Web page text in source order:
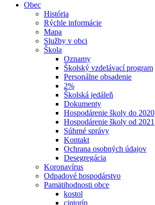
Obec
História
Rýchle informácie
Mapa
Služby v obci
Škola
Oznamy
Školský vzdelávací program
Personálne obsadenie
2%
Školská jedáleň
Dokumenty
Hospodárenie školy do 2020
Hospodárenie školy od 2021
Súhrné správy
Kontakt
Ochrana osobných údajov
Desegregácia
Koronavírus
Odpadové hospodárstvo
Pamätihodnosti obce
kostol
cintorín